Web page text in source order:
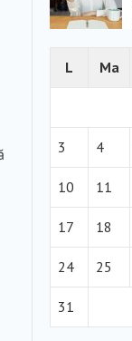
L Ma
3 4
10 11
17 18
24 25
31